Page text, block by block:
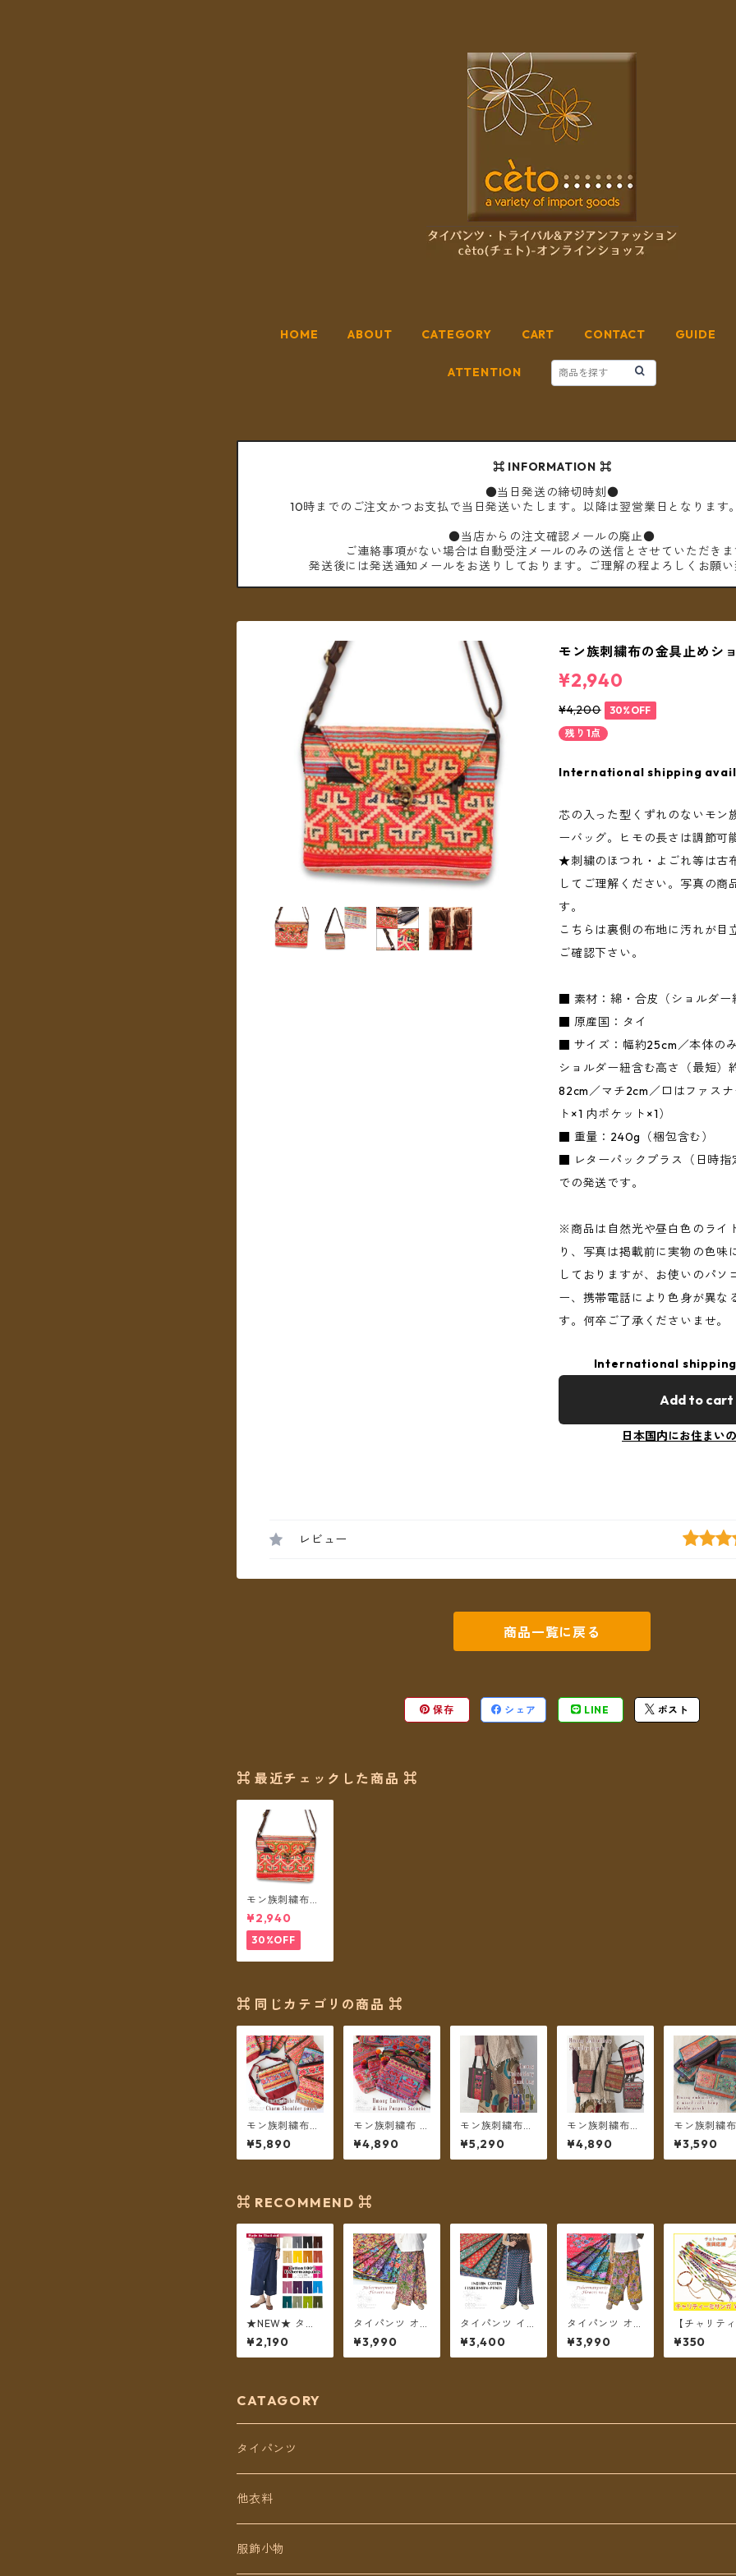
HOME ABOUT CATEGORY CART CONTACT GUIDE
ATTENTION
⌘ INFORMATION ⌘
●当日発送の締切時刻●
10時までのご注文かつお支払で当日発送いたします。以降は翌営業日となりま
●当店からの注文確認メールの廃止●
ご連絡事項がない場合は自動受注メールのみの送信とさせていただきま
発送後には発送通知メールをお送りしております。ご理解の程よろしくお願い
モン族刺繍布の金具止めシ
¥2,940
¥4,200
30%OFF
残り1点
International shipping
芯の入った型くずれのないモン
ーバッグ。ヒモの長さは調節可
★刺繍のほつれ・よごれ等は古
してご理解ください。写真の商
す。
こちらは裏側の布地に汚れが目
ご確認下さい。
■ 素材：綿・合皮（ショルダー
■ 原産国：タイ
■ サイズ：幅約25cm／本体の
ショルダー紐含む高さ（最短）
82cm／マチ2cm／口はファス
ト×1 内ポケット×1）
■ 重量：240g（梱包含む）
■ レターパックプラス（日時指
での発送です。
※商品は自然光や昼白色のライ
り、写真は掲載前に実物の色味
しておりますが、お使いのパソ
ー、携帯電話により色身が異な
す。何卒ご了承くださいませ。
International
Add to cart
日本国内にお住まい
レビュー
商品一覧に戻る
保存 シェア LINE ポスト
⌘ 最近チェックした商品 ⌘
モン族刺繍布の
金具止めショル
ダーバッグD
¥2,940
30%OFF
⌘ 同じカテゴリの商品 ⌘
モン族刺繍布と
ざっくりコット
ン ボールチャー
ムのショルダー
¥5,890
モン族刺繍布 リ
ス族のポンポン
のサコッシュ シ
ョルダーポーチ
¥4,890
モン族刺繍布と
ざっくりコット
ン タッセルチャ
ームのハンドバ
¥5,290
モン族刺繍布と
ざっくりコット
ンのショルダー
ポーチ ＊メール
¥4,890
モン族刺繍布
手織りヘンプ
ックスカラー
ブルポーチ
¥3,590
⌘ RECOMMEND ⌘
★NEW★ タイ
パンツ コットン
無地 ポケット付
き ミディアム丈
無料】
¥2,190
タイパンツ オリ
エンタルフラワ
ー 6カラー リゾ
パン No.3 ロン
¥3,990
タイパンツ イン
ド綿 インド更紗
no.6 小花＆ダ
マスク草花プリ
¥3,400
タイパンツ オリ
エンタルフラワ
ー 6カラー リゾ
パン No.4 ロン
¥3,990
【チャリテ
商品】チェト
anのチャリテ
ーミサンガ
¥350
CATAGORY
タイパンツ
定番無地タイパンツ
チェトオリジナル
他衣料
トップス
服飾小物